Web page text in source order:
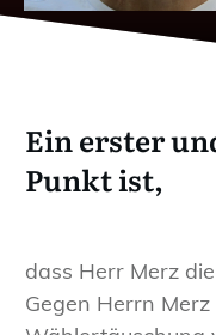
Ein erster
Punkt ist,
dass Herr Merz
Gegen Herrn